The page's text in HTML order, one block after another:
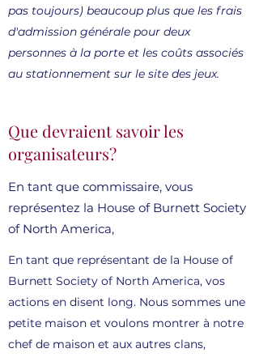
pas toujours) beaucoup plus que les frais
d'admission générale pour deux
personnes à la porte et les coûts associés
au stationnement sur le site des jeux.
Que devraient savoir les
organisateurs?
En tant que commissaire, vous
représentez la House of Burnett Society
of North America,
En tant que représentant de la House of
Burnett Society of North America, vos
actions en disent long. Nous sommes une
petite maison et voulons montrer à notre
chef de maison et aux autres clans,